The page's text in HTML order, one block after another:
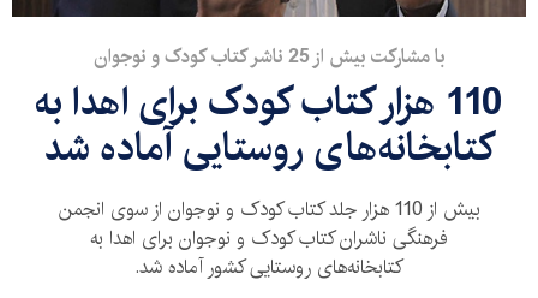
با مشارکت بیش از 25 ناشر کتاب کودک و نوجوان
110 هزار کتاب کودک برای اهدا به
کتابخانه‌های روستایی آماده شد
بیش از 110 هزار جلد کتاب کودک و نوجوان از سوی انجمن
فرهنگی ناشران کتاب کودک و نوجوان برای اهدا به
کتابخانه‌های روستایی کشور آماده شد.